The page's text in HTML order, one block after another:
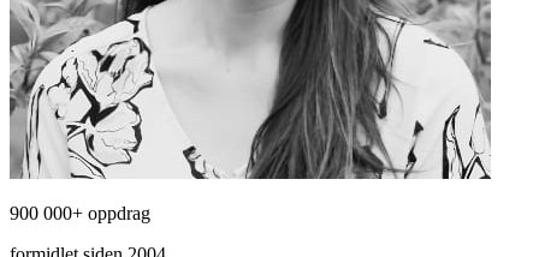
900 000+ oppdrag